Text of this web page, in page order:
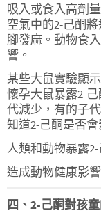
吸入或食入高劑
空氣中的2-己酮
腳發麻。動物食
響。
某些大鼠實驗顯
懷孕大鼠暴露2-
代減少，有的子
知道2-己酮是否
人類和動物暴露
造成動物健康影
四、2-己酮對孩